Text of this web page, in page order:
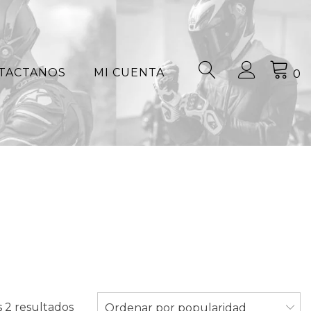
MI CUENTA 0
2 resultadosOrdenadoOrdenar por popularidad